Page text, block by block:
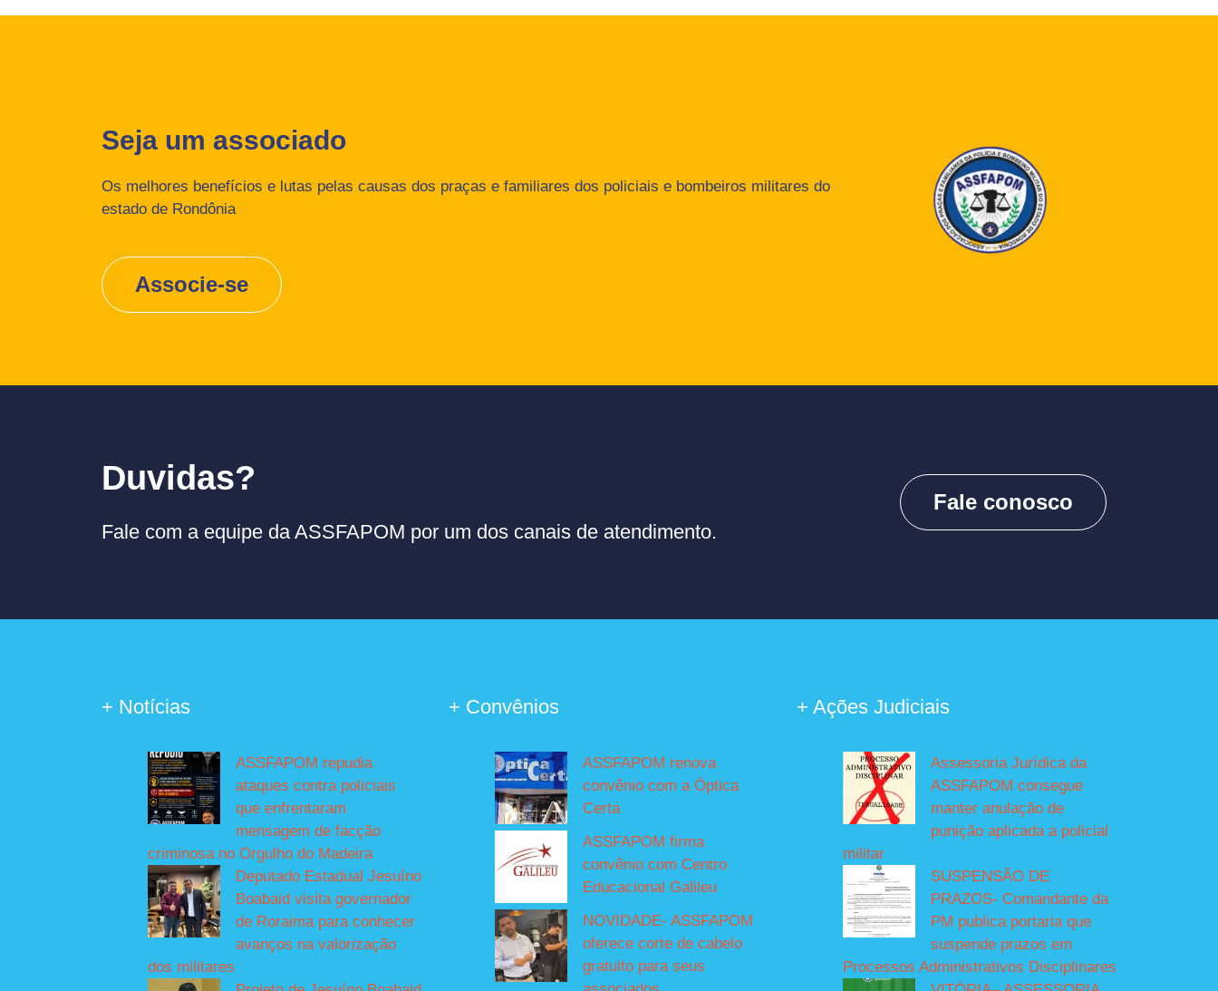
Seja um associado
Os melhores benefícios e lutas pelas causas dos praças e familiares dos policiais e bombeiros militares do
estado de Rondônia
Associe-se
Duvidas?
Fale com a equipe da ASSFAPOM por um dos canais de atendimento.
Fale conosco
+ Notícias
ASSFAPOM repudia
ataques contra policiais
que enfrentaram
mensagem de facção
criminosa no Orgulho do Madeira
Deputado Estadual Jesuíno
Boabaid visita governador
de Roraima para conhecer
avanços na valorização
dos militares
+ Convênios
ASSFAPOM renova
convênio com a Óptica
Certa
ASSFAPOM firma
convênio com Centro
Educacional Galileu
NOVIDADE- ASSFAPOM
oferece corte de cabelo
gratuito para seus
+ Ações Judiciais
Assessoria Jurídica da
ASSFAPOM consegue
manter anulação de
punição aplicada a policial
militar
SUSPENSÃO DE
PRAZOS- Comandante da
PM publica portaria que
suspende prazos em
Processos Administrativos Disciplinares